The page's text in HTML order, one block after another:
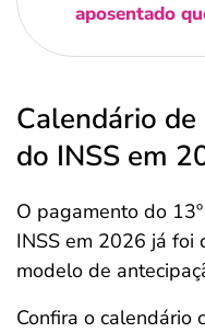
aposentado
Calendário
do INSS em
O pagamento do
INSS em 2026 já foi
modelo de
Confira o calendário